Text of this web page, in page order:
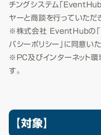
チングシステム「EventHub
ヤーと商談を行っていただき
※株式会社 EventHubの「
バシーポリシー」に同意い
※PC及びインターネット環
す。
【対象】